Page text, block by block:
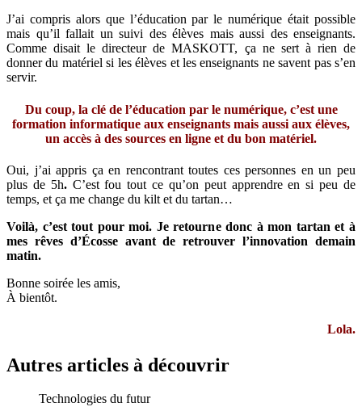
J’ai compris alors que l’éducation par le numérique était possible
mais qu’il fallait un suivi des élèves mais aussi des enseignants.
Comme disait le directeur de MASKOTT, ça ne sert à rien de
donner du matériel si les élèves et les enseignants ne savent pas s’en
servir.
Du coup, la clé de l’éducation par le numérique, c’est une
formation informatique aux enseignants mais aussi aux élèves,
un accès à des sources en ligne et du bon matériel.
Oui, j’ai appris ça en rencontrant toutes ces personnes en un peu
plus de 5h.C’est fou tout ce qu’on peut apprendre en si peu de
temps, et ça me change du kilt et du tartan…
Voilà, c’est tout pour moi. Je retourne donc à mon tartan et à
mes rêves d’Écosse avant de retrouver l’innovation demain
matin.
Bonne soirée les amis,
À bientôt.
Lola.
Autres articles à découvrir
Technologies du futur